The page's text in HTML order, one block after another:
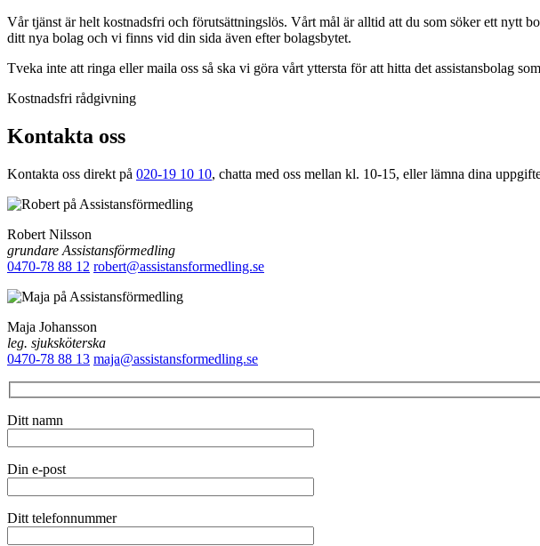
Vår tjänst är helt kostnadsfri och förutsättningslös. Vårt mål är alltid att du som söker ett nytt
ditt nya bolag och vi finns vid din sida även efter bolagsbytet.
Tveka inte att ringa eller maila oss så ska vi göra vårt yttersta för att hitta det assistansbolag
Kostnadsfri rådgivning
Kontakta oss
Kontakta oss direkt på 020-19 10 10, chatta med oss mellan kl. 10-15, eller lämna dina
Robert Nilsson
grundare Assistansförmedling
0470-78 88 12 robert@assistansformedling.se
Maja Johansson
leg. sjuksköterska
0470-78 88 13 maja@assistansformedling.se
Ditt namn
Din e-post
Ditt telefonnummer